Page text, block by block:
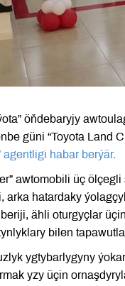
öňdebaryjy
güni “Toyota Land
agentligi habar berýär.
awtomobili üç
arka hatardaky
ähli oturgyçlar
bilen
ygtybarlygyny
yzy üçin